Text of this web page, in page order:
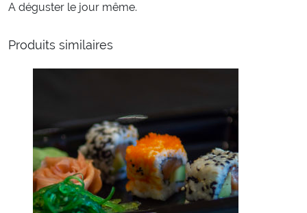
A déguster le jour même.
Produits similaires